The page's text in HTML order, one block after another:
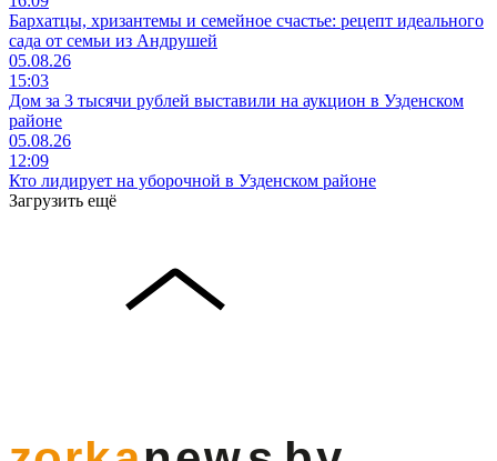
Бархатцы, хризантемы и семейное счастье: рецепт идеального
сада от семьи из Андрушей
05.08.26
15:03
Дом за 3 тысячи рублей выставили на аукцион в Узденском
районе
05.08.26
12:09
Кто лидирует на уборочной в Узденском районе
Загрузить ещё